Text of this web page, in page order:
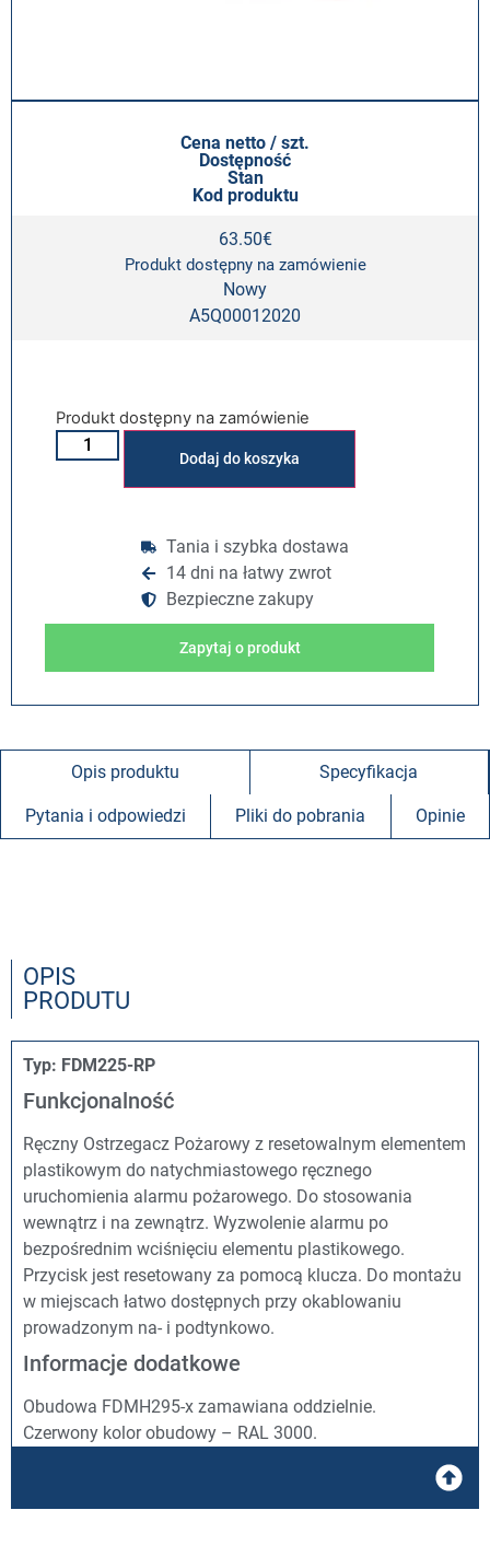
Cena netto / szt.
Dostępność
Stan
Kod produktu
63.50€
Produkt dostępny na zamówienie
Nowy
A5Q00012020
Produkt dostępny na zamówienie
Dodaj do koszyka
Tania i szybka dostawa
14 dni na łatwy zwrot
Bezpieczne zakupy
Zapytaj o produkt
Opis produktu Specyfikacja
Pytania i odpowiedzi Pliki do pobrania Opinie
OPIS
PRODUTU
Typ: FDM225-RP
Funkcjonalność
Ręczny Ostrzegacz Pożarowy z resetowalnym elementem
plastikowym do natychmiastowego ręcznego
uruchomienia alarmu pożarowego. Do stosowania
wewnątrz i na zewnątrz. Wyzwolenie alarmu po
bezpośrednim wciśnięciu elementu plastikowego.
Przycisk jest resetowany za pomocą klucza. Do montażu
w miejscach łatwo dostępnych przy okablowaniu
prowadzonym na- i podtynkowo.
Informacje dodatkowe
Obudowa FDMH295-x zamawiana oddzielnie.
Czerwony kolor obudowy – RAL 3000.